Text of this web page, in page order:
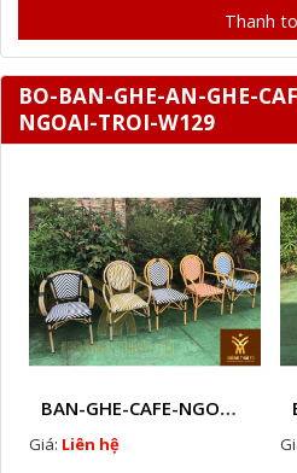
Thanh
BO-BAN-GHE-AN-GHE-
NGOAI-TROI-W129
BAN-GHE-CAFE-NGOAI-TROI-J3
Giá: Liên hệ